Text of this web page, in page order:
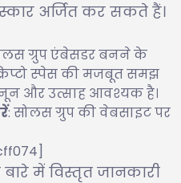
अर्जित कर सकते हैं।
ग्रुप एंबेसडर बनने के
स्पेस की मजबूत समझ
और उत्साह आवश्यक है।
: सोलस ग्रुप की वेबसाइट पर
में विस्तृत जानकारी